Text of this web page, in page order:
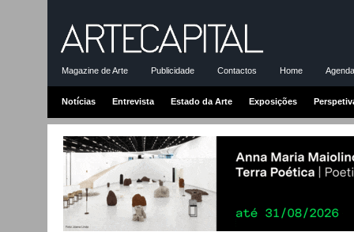
Magazine de Arte Publicidade Contactos Home
Notícias Entrevista Estado da Arte Exposições